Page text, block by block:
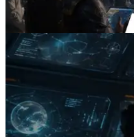
Ler este artigo